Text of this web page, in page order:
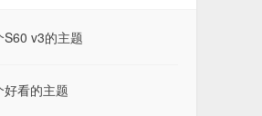
S60 v3的主题
好看的主题